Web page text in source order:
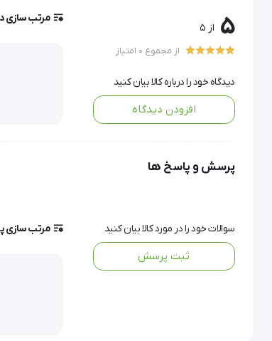
5 از 5
از مجموع 0 امتیاز
دیدگاه خود را درباره کالا بیان کنید
افزودن دیدگاه
مرتب سازی
پرسش و پاسخ ها
سوالات خود را در مورد کالا بیان کنید
ثبت پرسش
مرتب سازی